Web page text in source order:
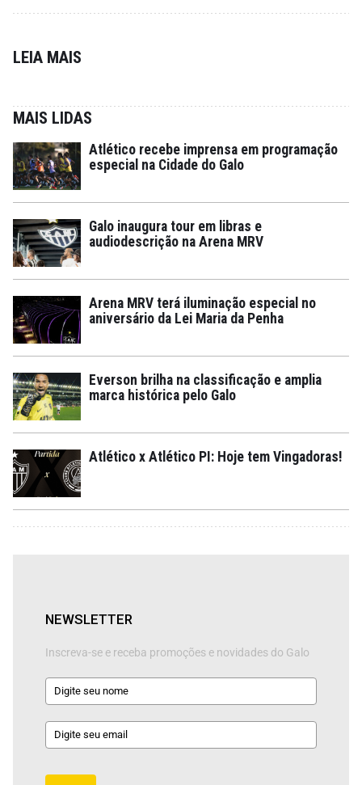
LEIA MAIS
MAIS LIDAS
Atlético recebe imprensa em programação
especial na Cidade do Galo
Galo inaugura tour em libras e
audiodescrição na Arena MRV
Arena MRV terá iluminação especial no
aniversário da Lei Maria da Penha
Everson brilha na classificação e amplia
marca histórica pelo Galo
Atlético x Atlético PI: Hoje tem Vingadoras!
NEWSLETTER
Inscreva-se e receba promoções e novidades do Galo